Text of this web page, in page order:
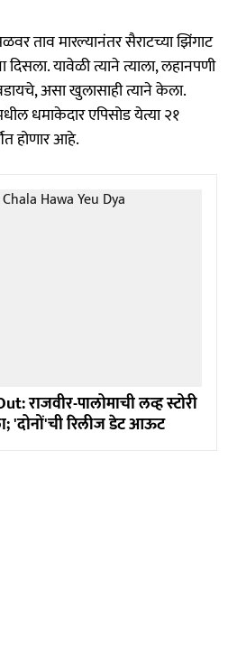
ताव मारल्यानंतर सैराटच्या झिंगाट
दिसला. यावेळी त्याने त्याला, लहानपणी
असा खुलासाही त्याने केला.
धमाकेदार एपिसोड येत्या २१
होणार आहे.
राजवीर-पालोमाची लव्ह स्टोरी
'दोनों'ची रिलीज डेट आऊट